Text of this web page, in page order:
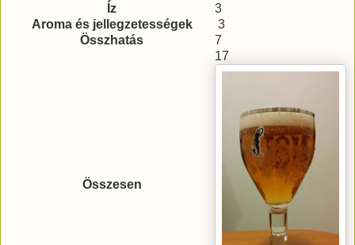
Íz
3
Aroma és jellegzetességek
3
Összhatás
7
Összesen
17